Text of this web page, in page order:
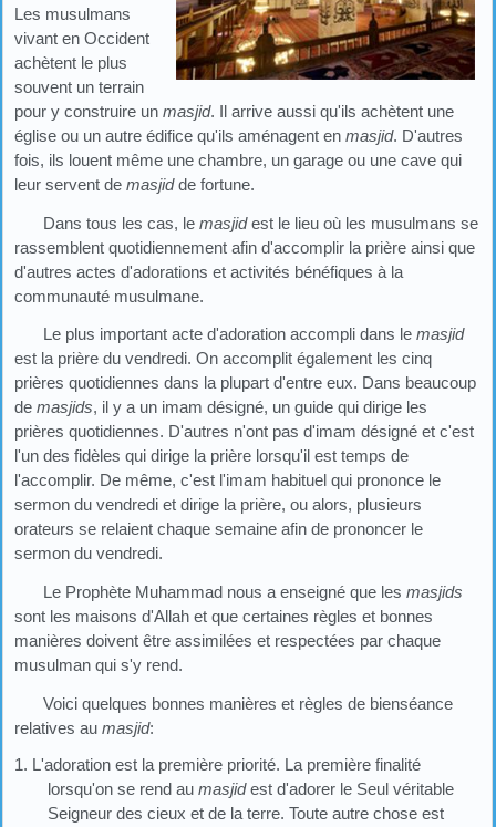
Les musulmans
vivant en Occident
achètent le plus
souvent un terrain
pour y construire un masjid. Il arrive aussi qu'ils achètent une
église ou un autre édifice qu'ils aménagent en masjid. D'autres
fois, ils louent même une chambre, un garage ou une cave qui
leur servent de masjidde fortune.
Dans tous les cas, lemasjidest le lieu où les musulmans se
rassemblent quotidiennement afin d'accomplir la prière ainsi que
d'autres actes d'adorations et activités bénéfiques à la
communauté musulmane.
Le plus important acte d'adoration accompli dans lemasjid
est la prière du vendredi. On accomplit également les cinq
prières quotidiennes dans la plupart d'entre eux. Dans beaucoup
de masjids, il y a un imam désigné, un guide qui dirige les
prières quotidiennes. D'autres n'ont pas d'imam désigné et c'est
l'un des fidèles qui dirige la prière lorsqu'il est temps de
l'accomplir. De même, c'est l'imam habituel qui prononce le
sermon du vendredi et dirige la prière, ou alors, plusieurs
orateurs se relaient chaque semaine afin de prononcer le
sermon du vendredi.
Le Prophète Muhammad nous a enseigné que lesmasjids
sont les maisons d'Allah et que certaines règles et bonnes
manières doivent être assimilées et respectées par chaque
musulman qui s'y rend.
Voici quelques bonnes manières et règles de bienséance
relatives au masjid:
1. L'adoration est la première priorité. La première finalité
lorsqu'on se rend aumasjidest d'adorer le Seul véritable
Seigneur des cieux et de la terre. Toute autre chose est